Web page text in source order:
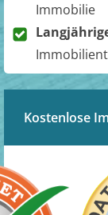
Immobilie
Kostenlose